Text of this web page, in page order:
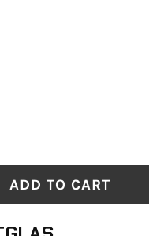
ADD TO CART